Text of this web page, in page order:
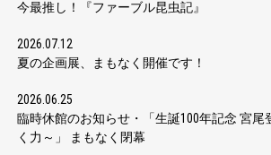
今最推し！『ファーブル昆虫記』
2026.07.12
夏の企画展、まもなく開催です！
2026.06.25
臨時休館のお知らせ・「生誕100年記念 宮尾
く力～」 まもなく閉幕